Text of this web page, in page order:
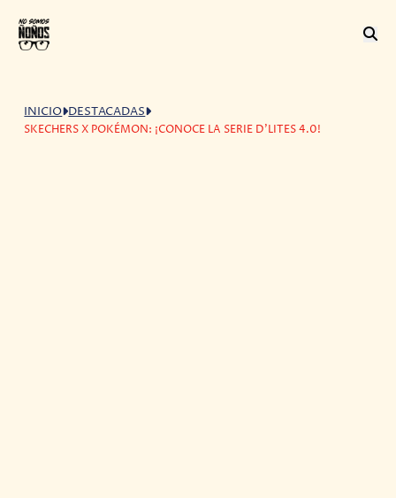
INICIO DESTACADAS
SKECHERS X POKÉMON: ¡CONOCE LA SERIE D'LITES 4.0!